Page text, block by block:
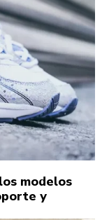
modelos
y